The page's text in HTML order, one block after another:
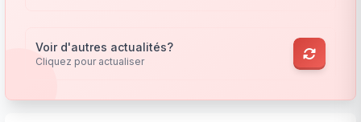
Voir d'autres actualités?
Cliquez pour actualiser